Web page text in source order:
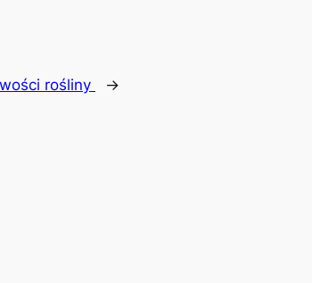
rośliny →